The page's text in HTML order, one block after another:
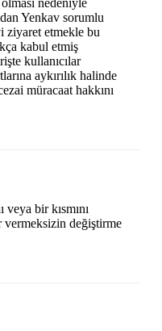
nedeniyle
Yenkav sorumlu
ziyaret etmekle bu
kabul etmiş
kullanıcılar
aykırılık halinde
müracaat hakkını
veya bir kısmını
vermeksizin değiştirme